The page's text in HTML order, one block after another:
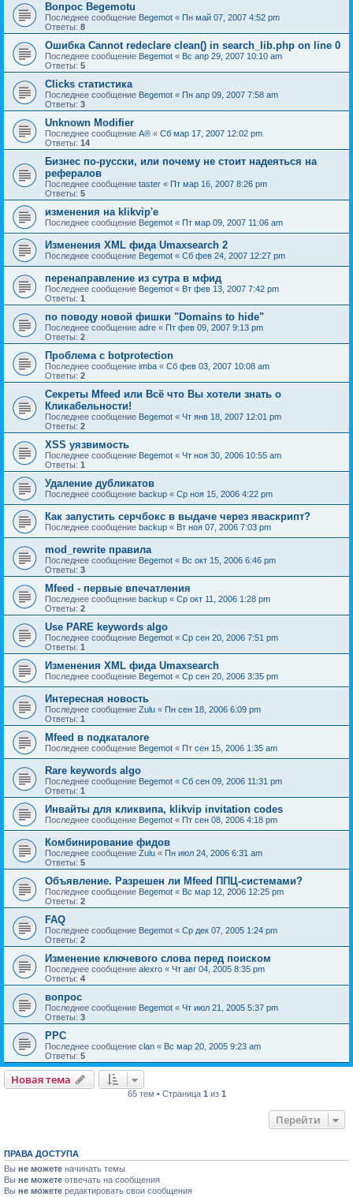
Вопрос Begemotu
Последнее сообщение Begemot « Пн май 07, 2007 4:52 pm
Ответы: 8
Ошибка Cannot redeclare clean() in search_lib.php on line 0
Последнее сообщение Begemot « Вс апр 29, 2007 10:10 am
Ответы: 5
Clicks статистика
Последнее сообщение Begemot « Пн апр 09, 2007 7:58 am
Ответы: 3
Unknown Modifier
Последнее сообщение A® « Сб мар 17, 2007 12:02 pm
Ответы: 14
Бизнес по-русски, или почему не стоит надеяться на
рефералов
Последнее сообщение taster « Пт мар 16, 2007 8:26 pm
Ответы: 5
изменения на klikvip'е
Последнее сообщение Begemot « Пт мар 09, 2007 11:06 am
Изменения XML фида Umaxsearch 2
Последнее сообщение Begemot « Сб фев 24, 2007 12:27 pm
перенаправление из сутра в мфид
Последнее сообщение Begemot « Вт фев 13, 2007 7:42 pm
Ответы: 1
по поводу новой фишки "Domains to hide"
Последнее сообщение adre « Пт фев 09, 2007 9:13 pm
Ответы: 2
Проблема с botprotection
Последнее сообщение imba « Сб фев 03, 2007 10:08 am
Ответы: 2
Секреты Mfeed или Всё что Вы хотели знать о
Кликабельности!
Последнее сообщение Begemot « Чт янв 18, 2007 12:01 pm
Ответы: 2
XSS уязвимость
Последнее сообщение Begemot « Чт ноя 30, 2006 10:55 am
Ответы: 1
Удаление дубликатов
Последнее сообщение backup « Ср ноя 15, 2006 4:22 pm
Как запустить серчбокс в выдаче через яваскрипт?
Последнее сообщение backup « Вт ноя 07, 2006 7:03 pm
mod_rewrite правила
Последнее сообщение Begemot « Вс окт 15, 2006 6:46 pm
Ответы: 3
Mfeed - первые впечатления
Последнее сообщение backup « Ср окт 11, 2006 1:28 pm
Ответы: 2
Use PARE keywords algo
Последнее сообщение Begemot « Ср сен 20, 2006 7:51 pm
Ответы: 1
Изменения XML фида Umaxsearch
Последнее сообщение Begemot « Ср сен 20, 2006 3:35 pm
Интересная новость
Последнее сообщение Zulu « Пн сен 18, 2006 6:09 pm
Ответы: 1
Mfeed в подкаталоге
Последнее сообщение Begemot « Пт сен 15, 2006 1:35 am
Rare keywords algo
Последнее сообщение Begemot « Сб сен 09, 2006 11:31 pm
Ответы: 1
Инвайты для кликвипа, klikvip invitation codes
Последнее сообщение Begemot « Пт сен 08, 2006 4:18 pm
Комбинирование фидов
Последнее сообщение Zulu « Пн июл 24, 2006 6:31 am
Ответы: 5
Объявление. Разрешен ли Mfeed ППЦ-системами?
Последнее сообщение Begemot « Вс мар 12, 2006 12:25 pm
Ответы: 2
FAQ
Последнее сообщение Begemot « Ср дек 07, 2005 1:24 pm
Ответы: 2
Изменение ключевого слова перед поиском
Последнее сообщение alexro « Чт авг 04, 2005 8:35 pm
Ответы: 4
вопрос
Последнее сообщение Begemot « Чт июл 21, 2005 5:37 pm
Ответы: 3
PPC
Последнее сообщение clan « Вс мар 20, 2005 9:23 am
Ответы: 5
Новая тема
65 тем • Страница 1 из 1
Перейти
ПРАВА ДОСТУПА
Вы не можете начинать темы
Вы не можете отвечать на сообщения
Вы не можете редактировать свои сообщения